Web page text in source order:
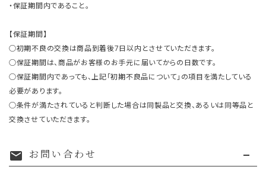
・保証期間内であること。
【保証期間】
○初期不良の交換は商品到着後7日以内とさせていただきます。
○保証期間は、商品がお客様のお手元に届いてからの日数です。
○保証期間内であっても、上記「初期不良品について」の項目を満たしている
必要があります。
○条件が満たされていると判断した場合は同製品と交換、あるいは同等品と
交換させていただきます。
mail お問い合わせ